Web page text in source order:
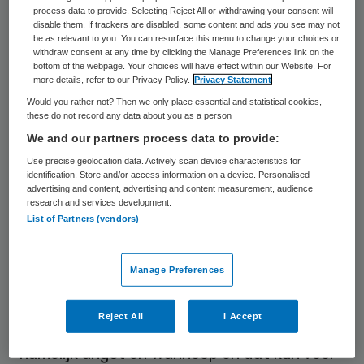
Manifest
Twaalf ggz-instellingen spraken in 2016 in
het Dolhuys Manifest de ambitie uit om in
2020 geen patiënten meer gedwongen in te
sluiten in een separeerverblijf. Drie jaar
later staat de sector volgensGGZ
Nederlandnog steeds achter die intentie.
afgelopen jaren heeft ingezet om zo min
mogelijk te separeren en hier alternatieven
voor te vinden. Over het algemeen
versterkt insluiting in een separeerverblijf
namelijk angst en wanhoop en dat kan voor
process data to provide. Selecting Reject All or withdrawing your consent will
disable them. If trackers are disabled, some content and ads you see may not
be as relevant to you. You can resurface this menu to change your choices or
withdraw consent at any time by clicking the Manage Preferences link on the
bottom of the webpage. Your choices will have effect within our Website. For
more details, refer to our Privacy Policy.
Privacy Statement
Would you rather not? Then we only place essential and statistical cookies,
these do not record any data about you as a person
We and our partners process data to provide:
Use precise geolocation data. Actively scan device characteristics for
identification. Store and/or access information on a device. Personalised
advertising and content, advertising and content measurement, audience
research and services development.
List of Partners (vendors)
Manage Preferences
Reject All I Accept